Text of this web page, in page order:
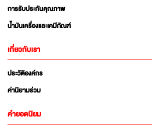
การรับประกันคุณภาพ
น้ำมันเครื่องและเคมีภัณฑ์
เกี่ยวกับเรา
ประวัติองค์กร
ค่านิยามร่วม
คำยอดนิยม